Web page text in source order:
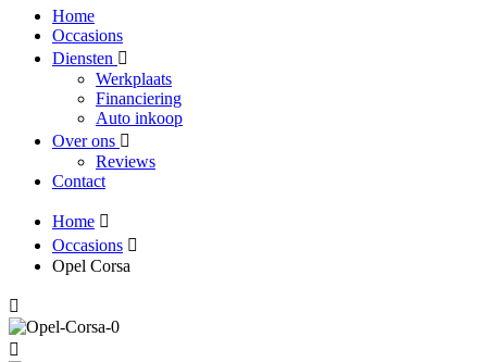
Home
Occasions
Diensten
Werkplaats
Financiering
Auto inkoop
Over ons
Reviews
Contact
Home
Occasions
Opel Corsa